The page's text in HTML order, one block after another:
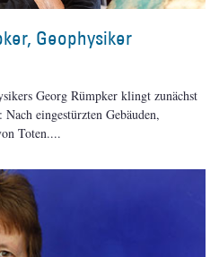
Geophysiker
Georg Rümpker klingt zunächst
eingestürzten Gebäuden,
Toten.